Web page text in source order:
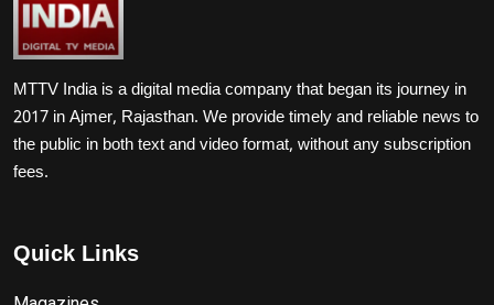
MTTV India is a digital media company that began its journey in
2017 in Ajmer, Rajasthan. We provide timely and reliable news to
the public in both text and video format, without any subscription
fees.
Quick Links